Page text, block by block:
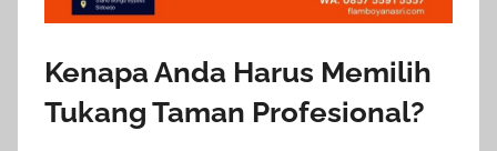
Kenapa Anda Harus Memilih
Tukang Taman Profesional?